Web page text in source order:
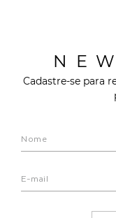
Cadastre-se para